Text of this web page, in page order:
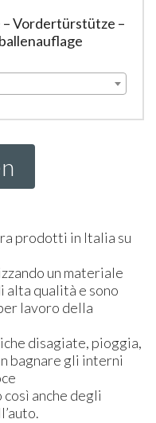
Vordertürstütze –
prodotti in Italia su
un materiale
alta qualità e sono
lavoro della
disagiate, pioggia,
bagnare gli interni
anche degli